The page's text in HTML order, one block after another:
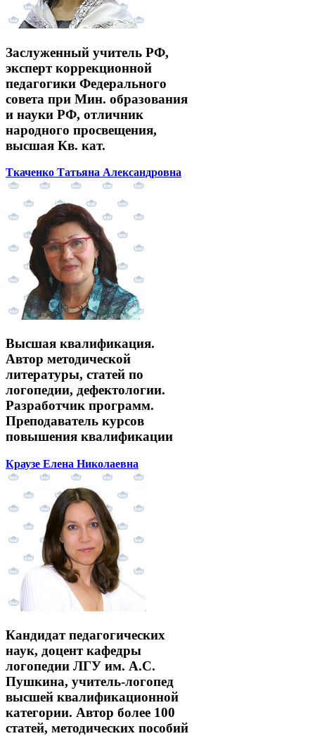
Заслуженный учитель РФ,
эксперт коррекционной
педагогики Федерального
совета при Мин. образования
и науки РФ, отличник
народного просвещения,
высшая Кв. кат.
Ткаченко Татьяна Александровна
Высшая квалификация.
Автор методической
литературы, статей по
логопедии, дефектологии.
Разработчик программ.
Преподаватель курсов
повышения квалификации
Краузе Елена Николаевна
Кандидат педагогических
наук, доцент кафедры
логопедии ЛГУ им. А.С.
Пушкина, учитель-логопед
высшей квалификационной
категории. Автор более 100
статей, методических пособий